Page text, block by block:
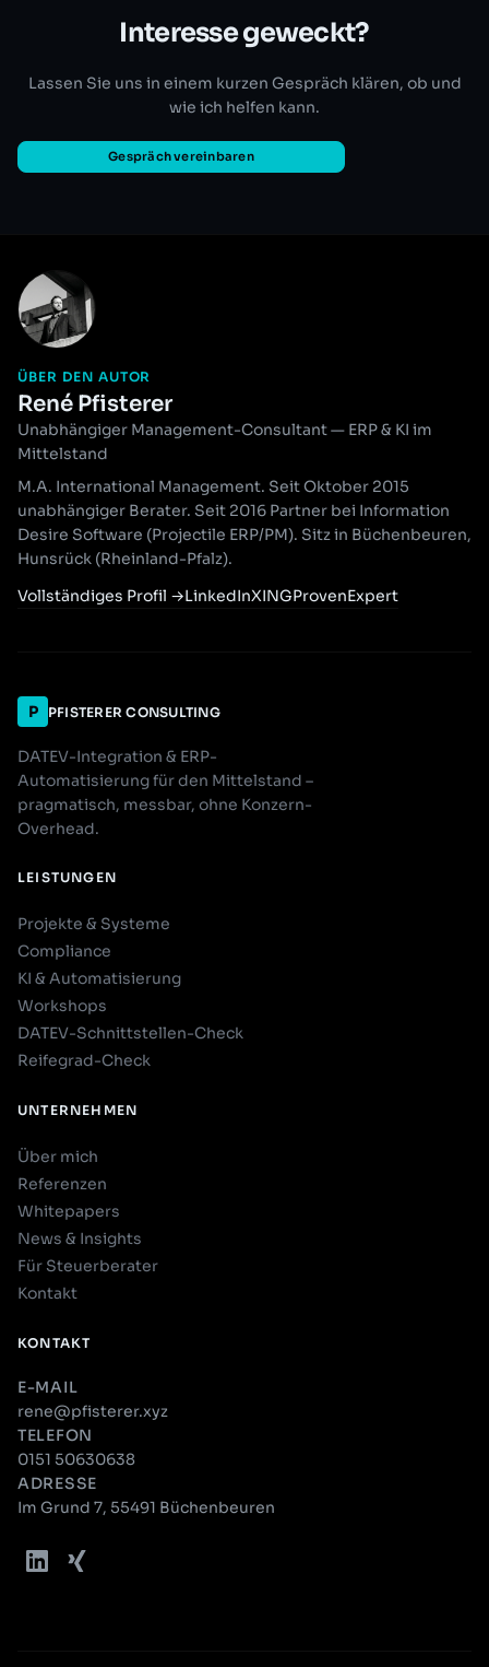
Interesse geweckt?
Lassen Sie uns in einem kurzen Gespräch klären, ob und
wie ich helfen kann.
Gespräch vereinbaren
ÜBER DEN AUTOR
René Pfisterer
Unabhängiger Management-Consultant — ERP & KI im
Mittelstand
M.A. International Management. Seit Oktober 2015
unabhängiger Berater. Seit 2016 Partner bei Information
Desire Software (Projectile ERP/PM). Sitz in Büchenbeuren,
Hunsrück (Rheinland-Pfalz).
Vollständiges Profil →LinkedInXINGProvenExpert
P PFISTERER CONSULTING
DATEV-Integration & ERP-
Automatisierung für den Mittelstand –
pragmatisch, messbar, ohne Konzern-
Overhead.
LEISTUNGEN
Projekte & Systeme
Compliance
KI & Automatisierung
Workshops
DATEV-Schnittstellen-Check
Reifegrad-Check
UNTERNEHMEN
Über mich
Referenzen
Whitepapers
News & Insights
Für Steuerberater
Kontakt
KONTAKT
E-MAIL
rene@pfisterer.xyz
TELEFON
0151 50630638
ADRESSE
Im Grund 7, 55491 Büchenbeuren